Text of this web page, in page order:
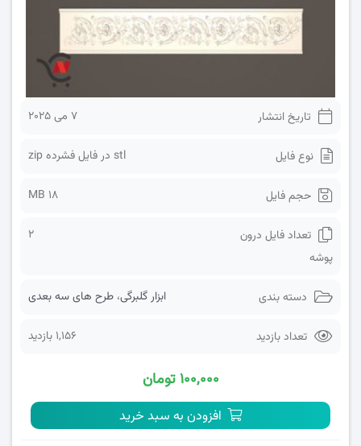
تاریخ انتشار 7 می 2025
نوع فایل stl در فایل فشرده zip
حجم فایل 18 MB
تعداد فایل درون
پوشه
2
دسته بندی ابزار گلبرگی، طرح های سه بعدی
تعداد بازدید 1,156 بازدید
۱۰۰,۰۰۰ تومان
افزودن به سبد خرید